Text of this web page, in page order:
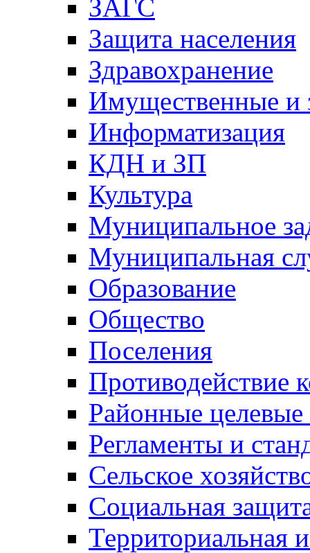
ЗАГС
Защита населения
Здравохранение
Имущественные и
Информатизация
КДН и ЗП
Культура
Муниципальное
Муниципальная
Образование
Общество
Поселения
Противодействие
Районные
Регламенты и
Сельское
Социальная
Территориальная